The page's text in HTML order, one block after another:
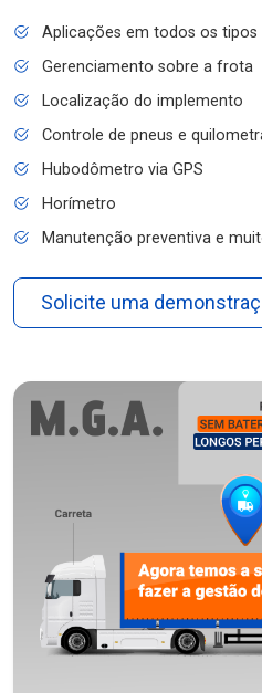
Aplicações em todos os tipos
Gerenciamento sobre a frota
Localização do implemento
Controle de pneus e
Hubodômetro via GPS
Horímetro
Manutenção preventiva e
Solicite uma